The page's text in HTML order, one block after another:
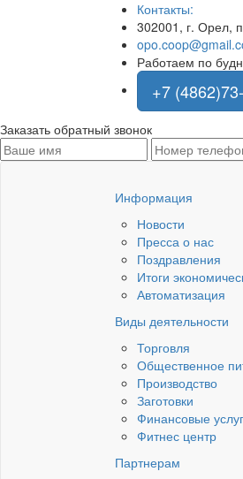
Контакты:
302001, г. Орел,
Работаем по
+7
Заказать обратный звонок
Информация
Новости
Пресса о нас
Поздравления
Итоги
Автоматизация
Виды деятельности
Торговля
Общественное
Производство
Заготовки
Финансовые
Фитнес центр
Партнерам